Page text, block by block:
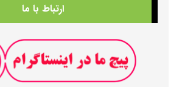
ارتباط با ما